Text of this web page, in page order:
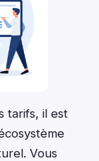
tarifs, il est
Vous